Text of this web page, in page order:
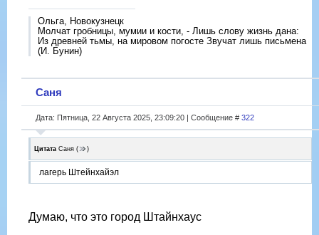
Ольга, Новокузнецк
Молчат гробницы, мумии и кости, - Лишь слову жизнь дана:
Из древней тьмы, на мировом погосте Звучат лишь письмена
(И. Бунин)
Саня
Дата: Пятница, 22 Августа 2025, 23:09:20 | Сообщение # 322
Цитата Саня ( )
лагерь Штейнхайэл
Думаю, что это город Штайнхаус